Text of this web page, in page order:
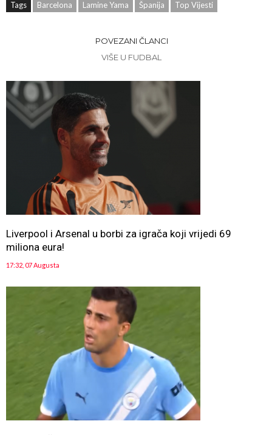
Tags Barcelona Lamine Yama Španija Top Vijesti
POVEZANI ČLANCI
VIŠE U FUDBAL
Liverpool i Arsenal u borbi za igrača koji vrijedi 69
miliona eura!
17:32, 07 Augusta